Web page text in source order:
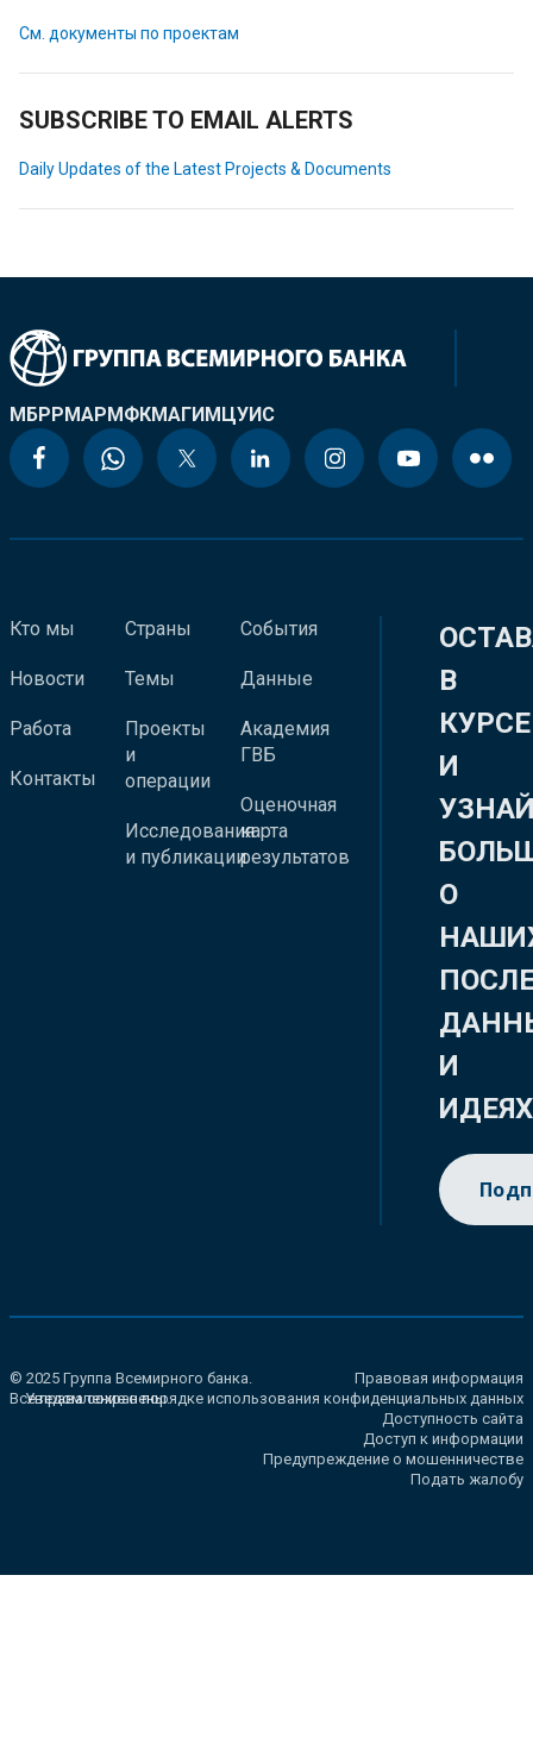
См. документы по проектам
SUBSCRIBE TO EMAIL ALERTS
Daily Updates of the Latest Projects & Documents
МБРРМАРМФКМАГИМЦУИС
Кто мы
Новости
Работа
Контакты
Страны
Темы
Проекты
и
операции
Исследования
и публикации
События
Данные
Академия
ГВБ
Оценочная
карта
результатов
В
КУРСЕ
И
О
И
ИДЕЯХ
© 2025 Группа Всемирного банка.
Все права сохранены.
Правовая информация
Уведомление о порядке использования конфиденциальных данных
Доступность сайта
Доступ к информации
Предупреждение о мошенничестве
Подать жалобу